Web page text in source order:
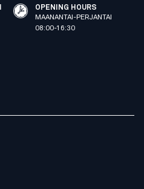
OPENING HOURS
MAANANTAI-PERJANTAI
08:00-16:30